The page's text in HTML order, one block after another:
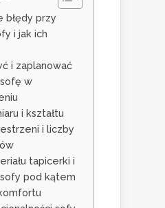
błędy przy
i jak ich
i zaplanować
w
i kształtu
i liczby
tapicerki i
pod kątem